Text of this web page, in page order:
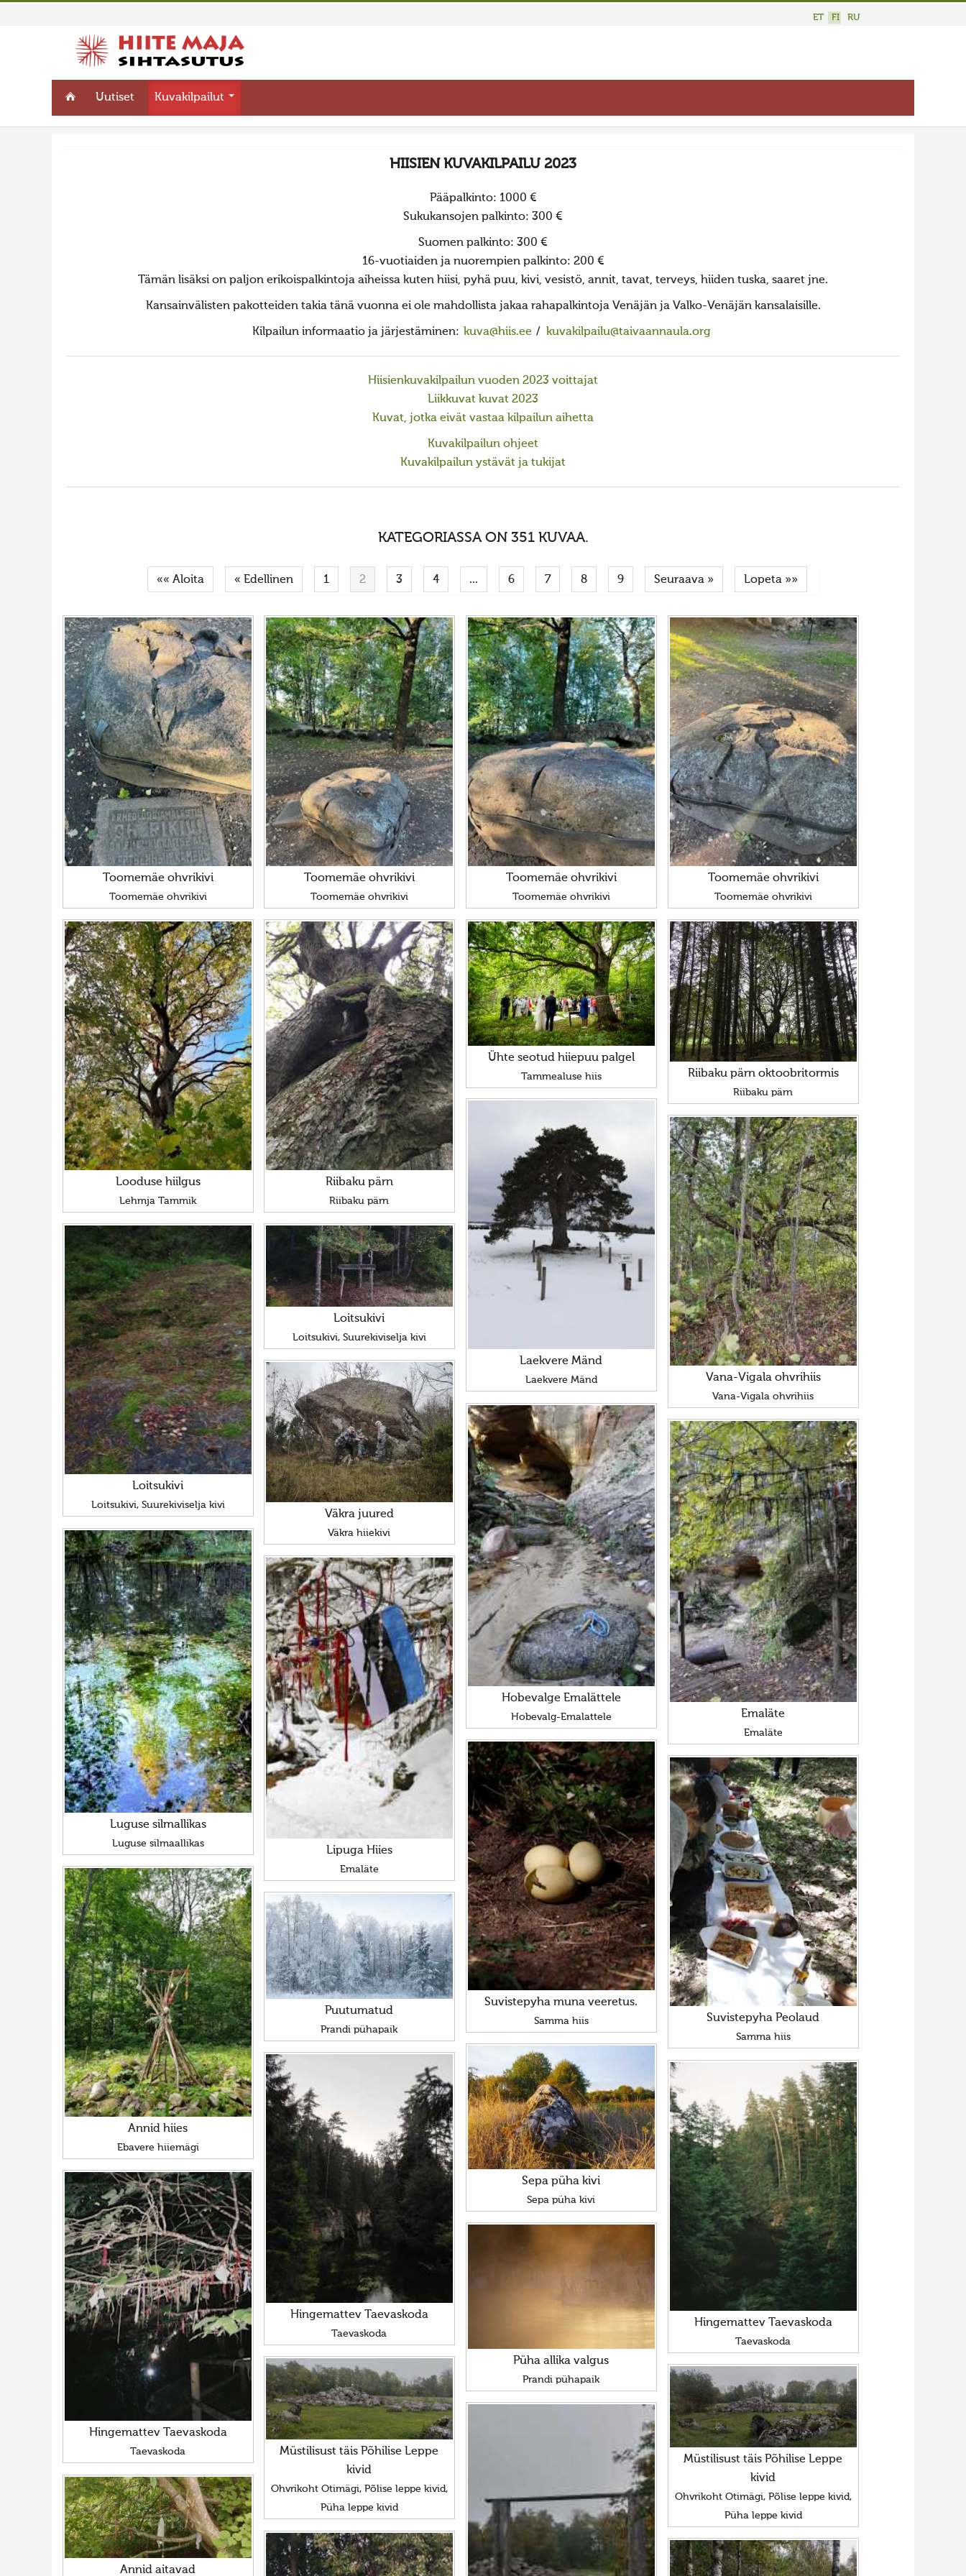
ET FI RU
Uutiset Kuvakilpailut
HIISIEN KUVAKILPAILU 2023
Pääpalkinto: 1000 €
Sukukansojen palkinto: 300 €
Suomen palkinto: 300 €
16-vuotiaiden ja nuorempien palkinto: 200 €
Tämän lisäksi on paljon erikoispalkintoja aiheissa kuten hiisi, pyhä puu, kivi, vesistö, annit, tavat, terveys, hiiden tuska, saaret jne.
Kansainvälisten pakotteiden takia tänä vuonna ei ole mahdollista jakaa rahapalkintoja Venäjän ja Valko-Venäjän kansalaisille.
Kilpailun informaatio ja järjestäminen: kuva@hiis.ee / kuvakilpailu@taivaannaula.org
Hiisienkuvakilpailun vuoden 2023 voittajat
Liikkuvat kuvat 2023
Kuvat, jotka eivät vastaa kilpailun aihetta
Kuvakilpailun ohjeet
Kuvakilpailun ystävät ja tukijat
KATEGORIASSA ON 351 KUVAA.
«« Aloita « Edellinen 1 2 3 4 ... 6 7 8 9 Seuraava » Lopeta »»
Toomemäe ohvrikivi
Toomemäe ohvrikivi
Toomemäe ohvrikivi
Toomemäe ohvrikivi
Toomemäe ohvrikivi
Toomemäe ohvrikivi
Toomemäe ohvrikivi
Toomemäe ohvrikivi
Looduse hiilgus
Lehmja Tammik
Riibaku pärn
Riibaku pärn
Ühte seotud hiiepuu palgel
Tammealuse hiis Riibaku pärn oktoobritormis
Riibaku pärn
Laekvere Mänd
Laekvere Mänd Vana-Vigala ohvrihiis
Vana-Vigala ohvrihiis
Loitsukivi
Loitsukivi, Suurekiviselja kivi
Loitsukivi
Loitsukivi, Suurekiviselja kivi
Väkra juured
Väkra hiiekivi
Hobevalge Emalättele
Hobevalg-Emalattele Emaläte
Emaläte
Luguse silmallikas
Luguse silmaallikas
Lipuga Hiies
Emaläte
Suvistepyha muna veeretus.
Samma hiis Suvistepyha Peolaud
Samma hiis
Annid hiies
Ebavere hiiemägi
Puutumatud
Prandi pühapaik
Sepa püha kivi
Sepa püha kivi
Hingemattev Taevaskoda
Taevaskoda
Hingemattev Taevaskoda
Taevaskoda
Hingemattev Taevaskoda
Taevaskoda
Püha allika valgus
Prandi pühapaik
Müstilisust täis Põhilise Leppe
kivid
Ohvrikoht Otimägi, Põlise leppe kivid,
Püha leppe kivid
Müstilisust täis Põhilise Leppe
kivid
Ohvrikoht Otimägi, Põlise leppe kivid,
Püha leppe kivid
Annid aitavad